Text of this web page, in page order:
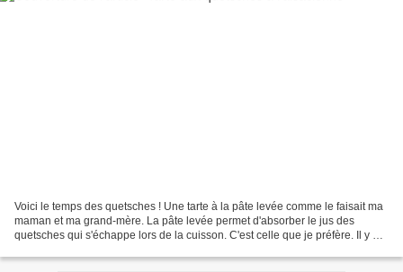
Voici le temps des quetsches ! Une tarte à la pâte levée comme le faisait ma
maman et ma grand-mère. La pâte levée permet d'absorber le jus des
quetsches qui s'échappe lors de la cuisson. C'est celle que je préfère. Il y en